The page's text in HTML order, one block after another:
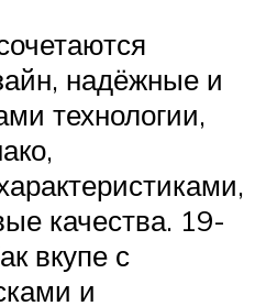
надёжные и
технологии,
качества. 19-
вкупе с
и